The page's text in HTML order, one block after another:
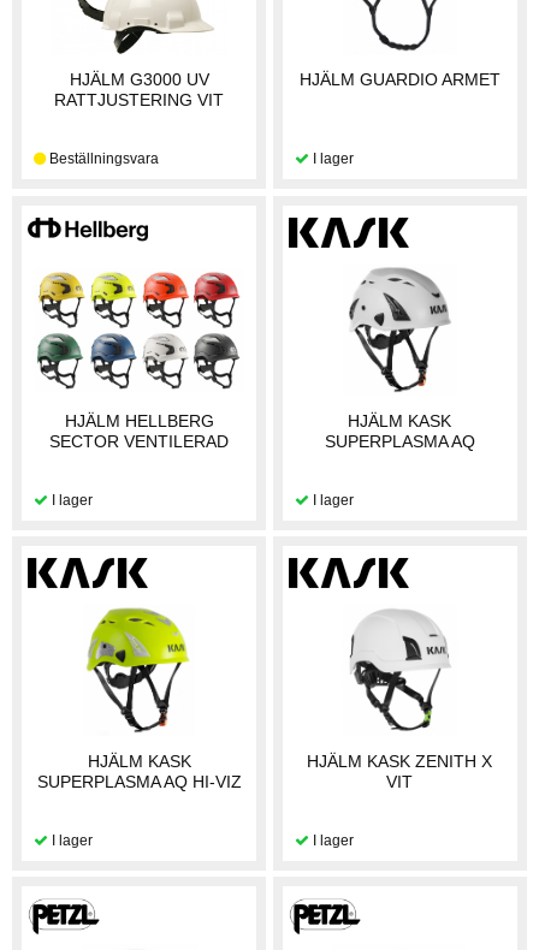
HJÄLM G3000 UV
RATTJUSTERING VIT
HJÄLM GUARDIO ARMET
HJÄLM HELLBERG
SECTOR VENTILERAD
HJÄLM KASK
SUPERPLASMA AQ
HJÄLM KASK
SUPERPLASMA AQ HI-VIZ
HJÄLM KASK ZENITH X
VIT